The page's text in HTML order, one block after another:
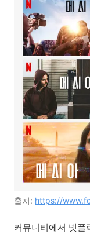
출처: https://
커뮤니티에서 넷플